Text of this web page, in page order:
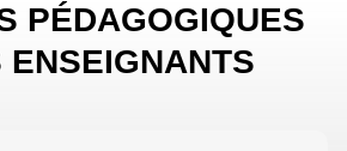
PÉDAGOGIQUES
ENSEIGNANTS